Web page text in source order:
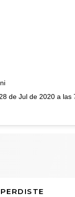
de Jul de 2020 a las